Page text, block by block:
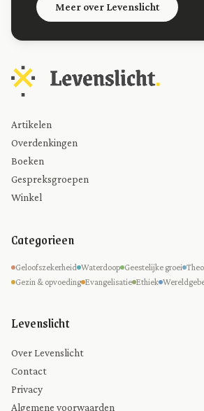
Meer over Levenslicht
Artikelen
Overdenkingen
Boeken
Gespreksgroepen
Winkel
Categorieen
Geloofszekerheid Waterdoop Geestelijke groei
Gezin & opvoeding Evangelisatie Ethiek
Levenslicht
Over Levenslicht
Contact
Privacy
Algemene voorwaarden